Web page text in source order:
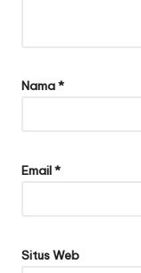
Nama*
Email*
Situs Web